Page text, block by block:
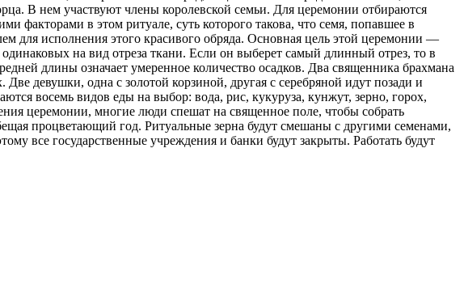
В нем участвуют члены королевской семьи. Для церемонии отбираются
факторами в этом ритуале, суть которого такова, что семя, попавшее в
для исполнения этого красивого обряда. Основная цель этой церемонии —
на вид отреза ткани. Если он выберет самый длинный отрез, то в
длины означает умеренное количество осадков. Два священника брахмана
девушки, одна с золотой корзиной, другая с серебряной идут позади и
восемь видов еды на выбор: вода, рис, кукуруза, кунжут, зерно, горох,
церемонии, многие люди спешат на священное поле, чтобы собрать
процветающий год. Ритуальные зерна будут смешаны с другими семенами,
все государственные учреждения и банки будут закрыты. Работать будут